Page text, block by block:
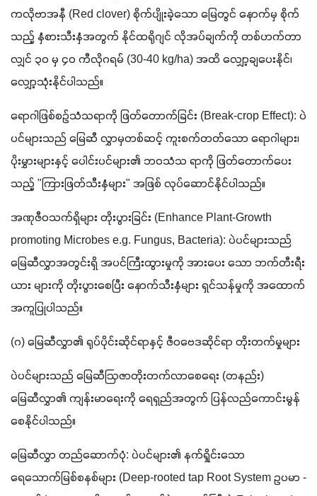
ကလိုဗာအနီ (Red clover) စိုက်ပျိုးခဲ့သော မြေတွင် နောက်မှ စိုက်
သည့် နှံစားသီးနှံအတွက် နိုင်ထရိုဂျင် လိုအပ်ချက်ကို တစ်ဟက်တာ
လျှင် ၃၀ မှ ၄၀ ကီလိုဂရမ် (30-40 kg/ha) အထိ လျှော့ချပေးနိုင်၊
လျှော့သုံးနိုင်ပါသည်။
ရောဂါဖြစ်စဉ်သံသရာကို ဖြတ်တောက်ခြင်း (Break-crop Effect): ပဲ
ပင်များသည် မြေဆီ လွှာမှတစ်ဆင့် ကူးစက်တတ်သော ရောဂါများ၊
ပိုးမွှားများနှင့် ပေါင်းပင်များ၏ ဘဝသံသ ရာကို ဖြတ်တောက်ပေး
သည့် "ကြားဖြတ်သီးနှံများ" အဖြစ် လုပ်ဆောင်နိုင်ပါသည်။
အဏုဇီဝသက်ရှိများ တိုးပွားခြင်း (Enhance Plant-Growth
promoting Microbes e.g. Fungus, Bacteria): ပဲပင်များသည်
မြေဆီလွှာအတွင်းရှိ အပင်ကြီးထွားမှုကို အားပေး သော ဘက်တီးရီး
ယား များကို တိုးပွားစေပြီး နောက်သီးနှံများ ရှင်သန်မှုကို အထောက်
အကူပြုပါသည်။
(ဂ) မြေဆီလွှာ၏ ရုပ်ပိုင်းဆိုင်ရာနှင့် ဇီဝဗေဒဆိုင်ရာ တိုးတက်မှုများ
ပဲပင်များသည် မြေဆီဩဇာတိုးတက်လာစေရေး (တနည်း)
မြေဆီလွှာ၏ ကျန်းမာရေးကို ရေရှည်အတွက် ပြန်လည်ကောင်းမွန်
စေနိုင်ပါသည်။
မြေဆီလွှာ တည်ဆောက်ပုံ: ပဲပင်များ၏ နက်ရှိုင်းသော
ရေသောက်မြစ်စနစ်များ (Deep-rooted tap Root System ဥပမာ -